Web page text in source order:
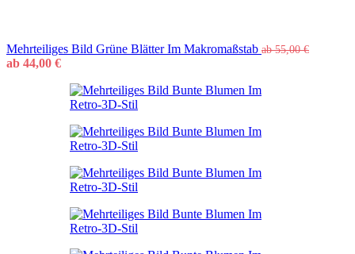
Mehrteiliges Bild Grüne Blätter Im Makromaßstab ab55,00€
ab 44,00 €